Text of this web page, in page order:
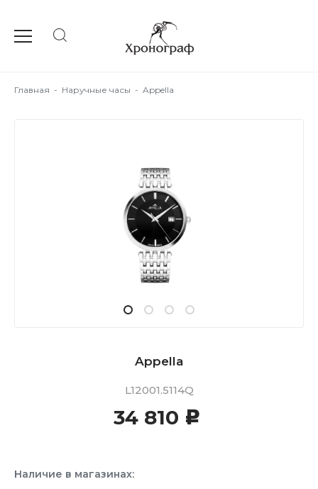
Главная - Наручные часы - Appella
Appella
L12001.5114Q
34 810 c
Наличие в магазинах: